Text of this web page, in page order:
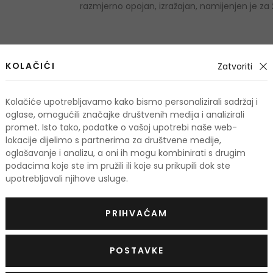
razmjerno opojan, izražajan, namijenjen je
-10%. KOD: OUTLET10
KOLAČIĆI Zatvoriti
Kolačiće upotrebljavamo kako bismo personalizirali sadržaj i
oglase, omogućili značajke društvenih medija i analizirali
promet. Isto tako, podatke o vašoj upotrebi naše web-
lokacije dijelimo s partnerima za društvene medije,
oglašavanje i analizu, a oni ih mogu kombinirati s drugim
podacima koje ste im pružili ili koje su prikupili dok ste
upotrebljavali njihove usluge.
PRIHVAĆAM
POSTAVKE